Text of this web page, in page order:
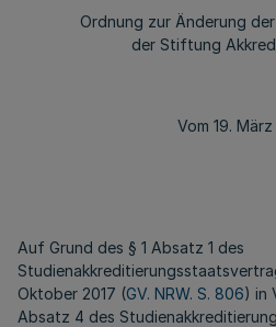
Ordnung zur Änderung
der Stiftung
Vom 19.
Auf Grund des § 1 Absatz 1 des
Oktober 2017 (GV. NRW. S. 806) in
Absatz 4 des